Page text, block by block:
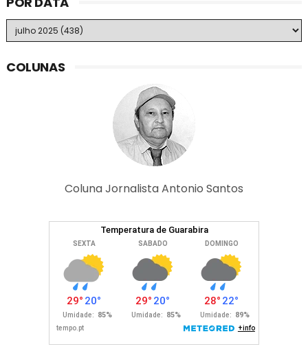
COLUNAS
Coluna Jornalista Antonio Santos